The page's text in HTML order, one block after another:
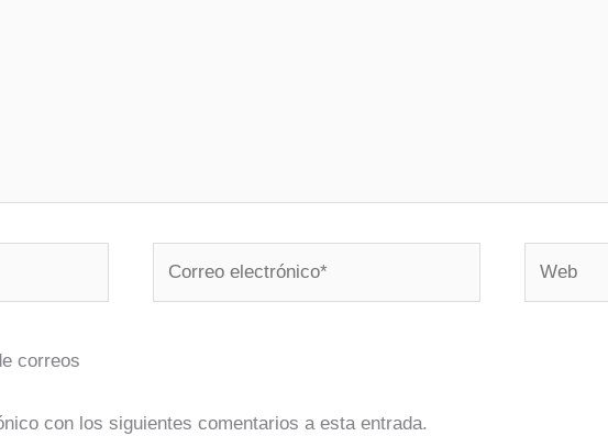
correos
con los siguientes comentarios a esta entrada.